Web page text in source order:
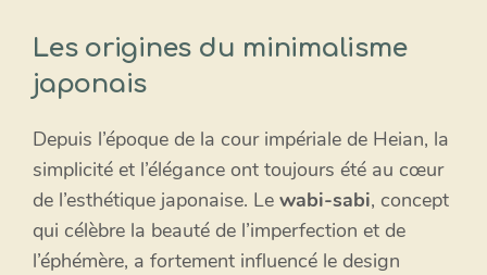
Les origines du minimalisme
japonais
Depuis l’époque de la cour impériale de Heian, la
simplicité et l’élégance ont toujours été au cœur
de l’esthétique japonaise. Le wabi-sabi, concept
qui célèbre la beauté de l’imperfection et de
l’éphémère, a fortement influencé le design